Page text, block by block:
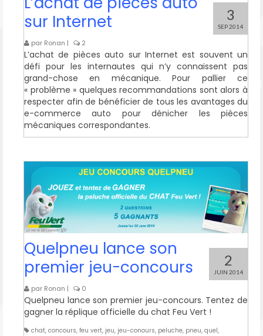
3
SEP 2014
sur Internet
par Ronan | 2
L’achat de pièces auto sur Internet est souvent un
défi pour les internautes qui n’y connaissent pas
grand-chose en mécanique. Pour pallier ce
« problème » quelques recommandations sont alors à
respecter afin de bénéficier de tous les avantages du
e-commerce auto pour dénicher les pièces
mécaniques correspondantes.
2
JUIN 2014
Quelpneu lance son
premier jeu-concours
par Ronan | 0
Quelpneu lance son premier jeu-concours. Tentez de
gagner la réplique officielle du chat Feu Vert !
chat, concours, feu vert, jeu, jeu-conours, peluche, pneu, quel,